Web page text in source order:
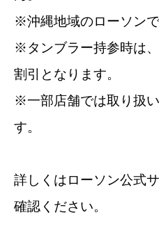
※沖縄地域のローソン
※タンブラー持参時は
割引となります。
※一部店舗では取り扱
す。
詳しくはローソン公式
確認ください。